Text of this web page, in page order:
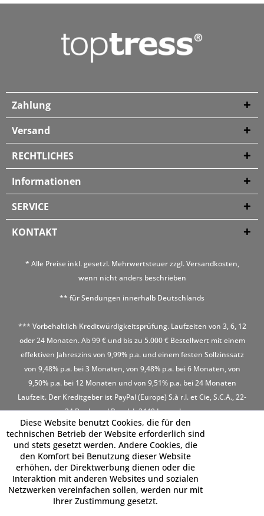
Zahlung
Versand
RECHTLICHES
Informationen
SERVICE
KONTAKT
* Alle Preise inkl. gesetzl. Mehrwertsteuer zzgl.Versandkosten,
wenn nicht anders beschrieben
** für Sendungen innerhalb Deutschlands
*** Vorbehaltlich Kreditwürdigkeitsprüfung. Laufzeiten von 3, 6, 12
oder 24 Monaten. Ab 99 € und bis zu 5.000 € Bestellwert mit einem
effektiven Jahreszins von 9,99% p.a. und einem festen Sollzinssatz
von 9,48% p.a. bei 3 Monaten, von 9,48% p.a. bei 6 Monaten, von
9,50% p.a. bei 12 Monaten und von 9,51% p.a. bei 24 Monaten
Laufzeit. Der Kreditgeber ist PayPal (Europe) S.à r.l. et Cie, S.C.A., 22-
24 Boulevard Royal, L-2449 Luxembourg
Diese Website benutzt Cookies, die für den
technischen Betrieb der Website erforderlich sind
und stets gesetzt werden. Andere Cookies, die
den Komfort bei Benutzung dieser Website
erhöhen, der Direktwerbung dienen oder die
Interaktion mit anderen Websites und sozialen
Netzwerken vereinfachen sollen, werden nur mit
Ihrer Zustimmung gesetzt.